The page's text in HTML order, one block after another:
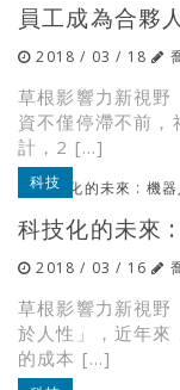
員工成為合夥
2018 / 03 / 18
草根影響力新視
資不僅停滯不前
計，2 […]
科技
科技化的未來
2018 / 03 / 16
草根影響力新視
於人性」，近年來
的成本 […]